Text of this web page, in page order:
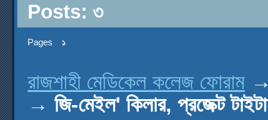
Posts: ৩
Pages ১
রাজশাহী মেডিকেল কলেজ ফোরাম
→জি-মেইল' কিলার, প্রজেক্ট